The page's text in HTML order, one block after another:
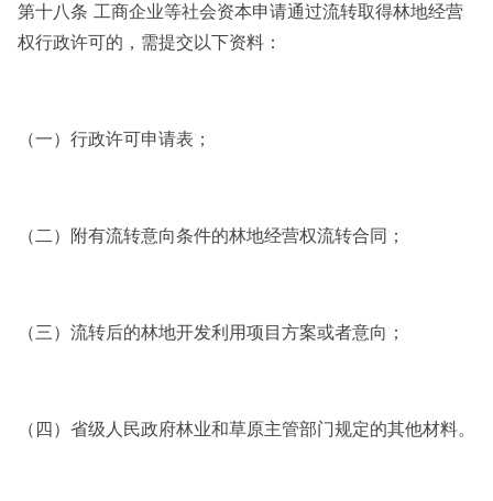
第十八条 工商企业等社会资本申请通过流转取得林地经营
权行政许可的，需提交以下资料：
（一）行政许可申请表；
（二）附有流转意向条件的林地经营权流转合同；
（三）流转后的林地开发利用项目方案或者意向；
（四）省级人民政府林业和草原主管部门规定的其他材料。